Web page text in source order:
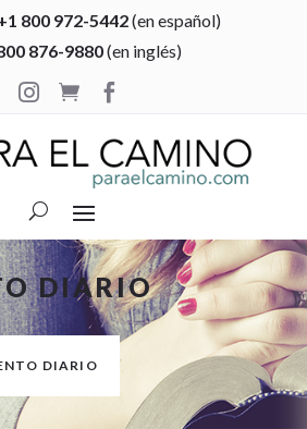
800 972-5442(en español)
876-9880(en inglés)

 
DIARIO
DIARIO